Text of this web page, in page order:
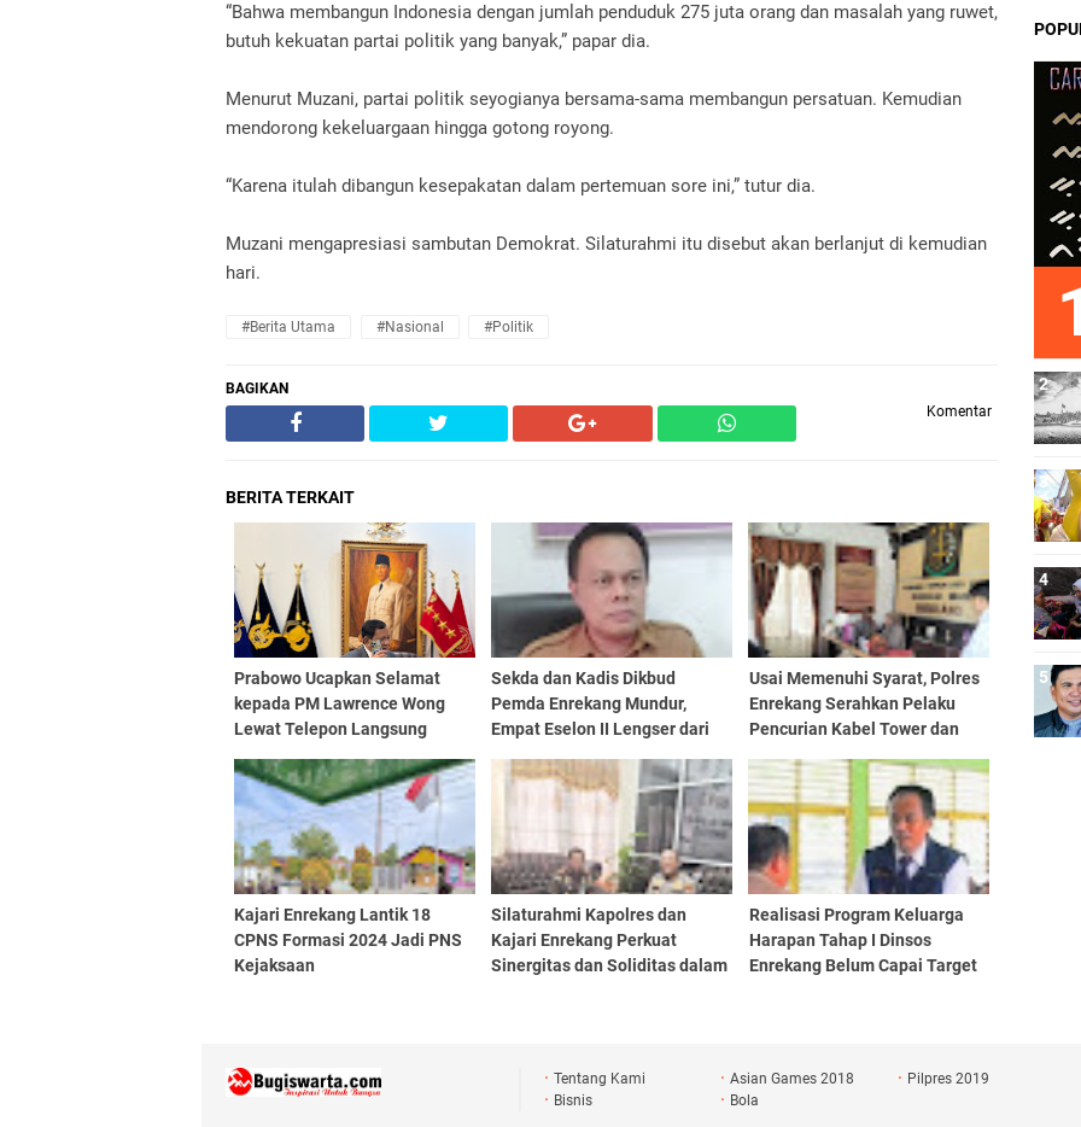
“Bahwa membangun Indonesia dengan jumlah penduduk 275 juta orang dan masalah yang ruwet,
butuh kekuatan partai politik yang banyak,” papar dia.
Menurut Muzani, partai politik seyogianya bersama-sama membangun persatuan. Kemudian
mendorong kekeluargaan hingga gotong royong.
“Karena itulah dibangun kesepakatan dalam pertemuan sore ini,” tutur dia.
Muzani mengapresiasi sambutan Demokrat. Silaturahmi itu disebut akan berlanjut di kemudian
hari.
#Berita Utama #Nasional #Politik
BAGIKAN
Komentar
BERITA TERKAIT
Prabowo Ucapkan Selamat
kepada PM Lawrence Wong
Lewat Telepon Langsung
Sekda dan Kadis Dikbud
Pemda Enrekang Mundur,
Empat Eselon II Lengser dari
Usai Memenuhi Syarat, Polres
Enrekang Serahkan Pelaku
Pencurian Kabel Tower dan
Kajari Enrekang Lantik 18
CPNS Formasi 2024 Jadi PNS
Kejaksaan
Silaturahmi Kapolres dan
Kajari Enrekang Perkuat
Sinergitas dan Soliditas dalam
Realisasi Program Keluarga
Harapan Tahap I Dinsos
Enrekang Belum Capai Target
Tentang Kami Asian Games 2018
Pilpres 2019
Bisnis
Bola